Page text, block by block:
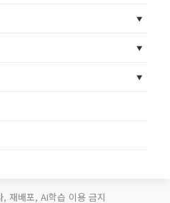
재배포, AI학습 이용 금지